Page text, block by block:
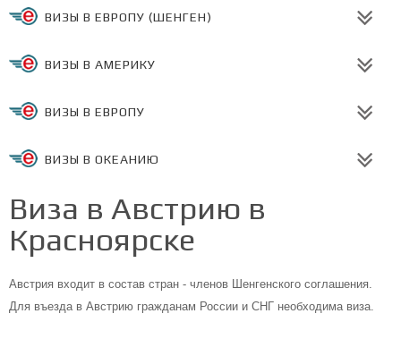
ВИЗЫ В ЕВРОПУ (ШЕНГЕН)
ВИЗЫ В АМЕРИКУ
ВИЗЫ В ЕВРОПУ
ВИЗЫ В ОКЕАНИЮ
Виза в Австрию в
Красноярске
Австрия входит в состав стран - членов Шенгенского соглашения.
Для въезда в Австрию гражданам России и СНГ необходима виза.